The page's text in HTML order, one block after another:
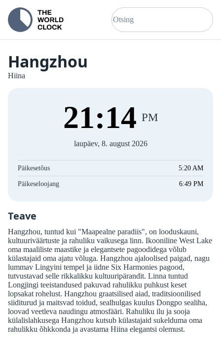
Hangzhou
Hiina
21:14 PM
laupäev, 8. august 2026
Päikesetõus 5:20 AM
Päikeseloojang 6:49 PM
Teave
Hangzhou, tuntud kui "Maapealne paradiis", on looduskauni,
kultuuriväärtuste ja rahuliku vaikusega linn. Ikooniline West Lake
oma maaliliste maastike ja elegantsete pagoodidega võlub
külastajaid oma ajatu võluga. Hangzhou ajaloolised paigad, nagu
lummav Lingyini tempel ja iidne Six Harmonies pagood,
tutvustavad selle rikkalikku kultuuripärandit. Linna tuntud
Longjingi teeistandused pakuvad rahulikku puhkust keset
lopsakat rohelust. Hangzhou graatsilised aiad, traditsioonilised
siiditurud ja maitsvad toidud, sealhulgas kuulus Dongpo sealiha,
loovad veetleva naudingu atmosfääri. Rahuliku ilu ja sooja
külalislahkusega Hangzhou kutsub külastajaid sukelduma oma
rahulikku õhkkonda ja avastama Hiina elegantsi olemust.